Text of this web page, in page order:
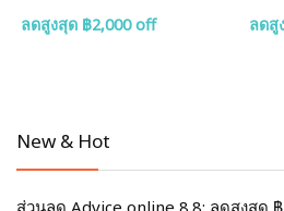
ลดสูงสุด ฿2,000 off ลดสู
New & Hot